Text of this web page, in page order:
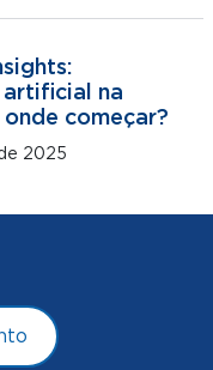
artificial na
começar?
2025